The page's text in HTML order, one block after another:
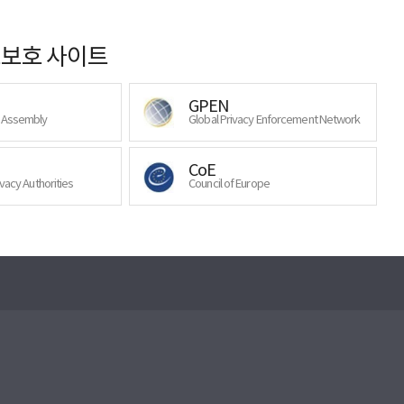
호 사이트
GPEN
Global Privacy Enforcement Network
Authorities
CoE
Council of Europe